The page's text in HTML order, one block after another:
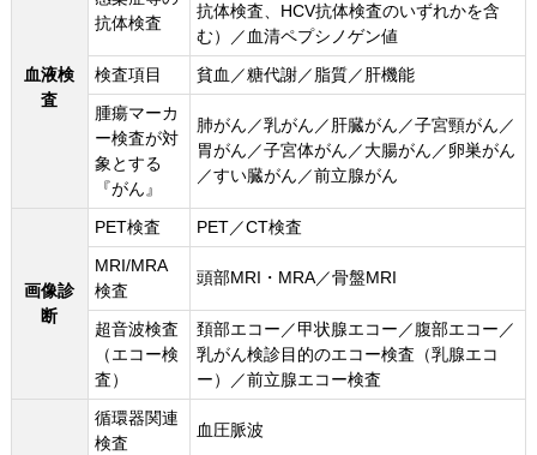
血液検
査
抗体検査
抗体検査、HCV抗体検査のいずれかを含
む）／血清ペプシノゲン値
検査項目
貧血／糖代謝／脂質／肝機能
腫瘍マーカ
ー検査が対
象とする
『がん』
肺がん／乳がん／肝臓がん／子宮頸がん／
胃がん／子宮体がん／大腸がん／卵巣がん
／すい臓がん／前立腺がん
画像診
断
PET検査
PET／CT検査
MRI/MRA
検査
頭部MRI・MRA／骨盤MRI
超音波検査
（エコー検
査）
頚部エコー／甲状腺エコー／腹部エコー／
乳がん検診目的のエコー検査（乳腺エコ
ー）／前立腺エコー検査
循環器関連
検査
血圧脈波